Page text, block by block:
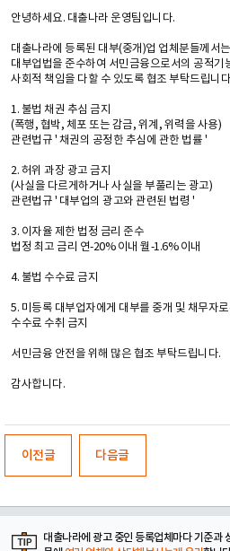
안녕하세요. 대출나라 운영팀입니다.
대출나라에 등록된 대부(중개)업 업체분들께서는
대부업법을 준수하여 서민금융으로서의 공적기
사회적 책임을 다할 수 있도록 협조 부탁드립니
1. 불법 채권 추심 금지
(폭행, 협박, 체포 또는 감금, 위계, 위력을 사용)
관련법규 ' 채권의 공정한 추심에 관한 법률 '
2. 허위 과장 광고 금지
(사실을 다르게하거나 사실을 부풀리는 광고)
관련법규 ' 대부업의 광고와 관련된 법령 '
3. 이자율 제한 법정 금리 준수
법정 최고 금리 연-20% 이내 월-1.6% 이내
4. 불법 수수료 금지
5. 미등록 대부업자에게 대부를 중개 및 채무자로
수수료 수취 금지
서민금융 안전을 위해 많은 협조 부탁드립니다.
감사합니다.
이전글 다음글
대출나라에 광고 중인 등록업체마다 기준과